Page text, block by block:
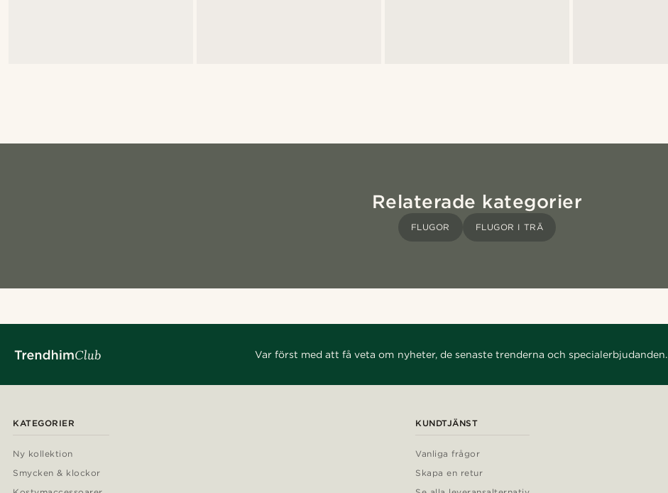
Relaterade kategorier
FLUGOR FLUGOR I TRÄ
Var först med att få veta om nyheter, de senaste trenderna och specialerbjudanden.
KATEGORIER
Ny kollektion
Smycken & klockor
KUNDTJÄNST
Vanliga frågor
Skapa en retur